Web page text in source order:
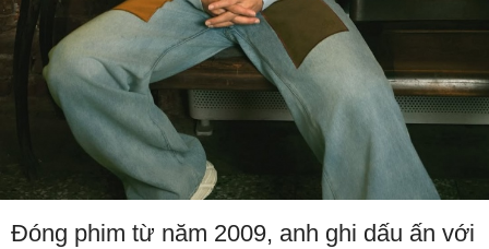
Đóng phim từ năm 2009, anh ghi dấu ấn với